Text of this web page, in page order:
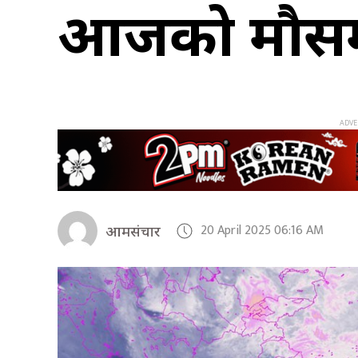
आजको
आमसंचार 20 April 2025 06:16 AM